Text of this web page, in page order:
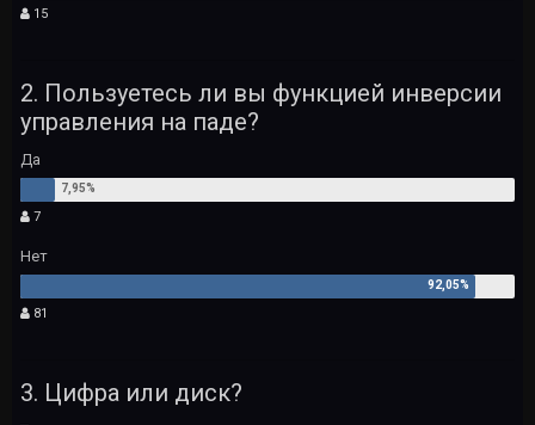
15
2. Пользуетесь ли вы функцией инверсии
управления на паде?
Да
7
Нет
81
3. Цифра или диск?